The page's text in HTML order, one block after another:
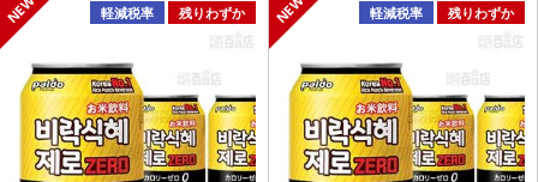
軽減税率 残りわずか 軽減税率 残りわずか